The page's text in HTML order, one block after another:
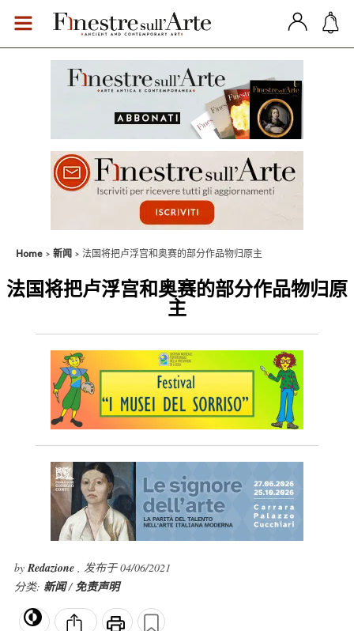
Home 新闻 法国将把卢浮宫和奥赛的部分作品物归原主
法国将把卢浮宫和奥赛的部分作品物归原
主
byRedazione , 发布于 04/06/2021
分类: 新闻/免责声明